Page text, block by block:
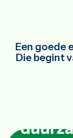
Een goede
Die begint